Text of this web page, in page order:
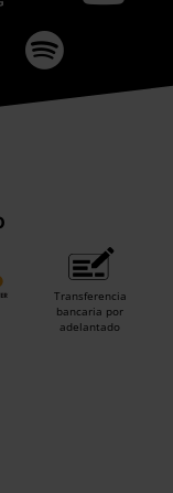
Transferencia
bancaria por
adelantado